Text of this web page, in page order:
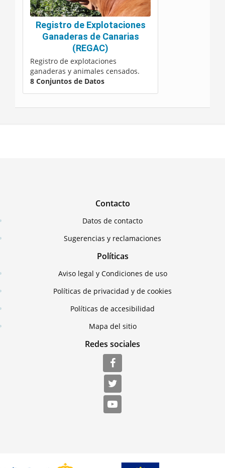
Registro de Explotaciones
Ganaderas de Canarias
(REGAC)
Registro de explotaciones
ganaderas y animales censados.
8 Conjuntos de Datos
Contacto
Datos de contacto
Sugerencias y reclamaciones
Políticas
Aviso legal y Condiciones de uso
Políticas de privacidad y de cookies
Políticas de accesibilidad
Mapa del sitio
Redes sociales